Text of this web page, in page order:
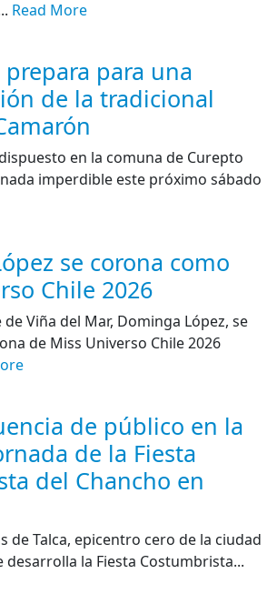
Read More
para una
de la tradicional
en la comuna de Curepto
imperdible este próximo sábado
se corona como
Chile 2026
Viña del Mar, Dominga López, se
de Miss Universo Chile 2026
de público en la
de la Fiesta
del Chancho en
de Talca, epicentro cero de la ciudad
la Fiesta Costumbrista...